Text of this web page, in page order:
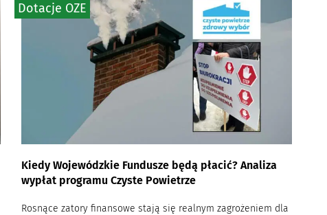
Kiedy Wojewódzkie Fundusze będą płacić? Analiza
wypłat programu Czyste Powietrze
Rosnące zatory finansowe stają się realnym zagrożeniem dla
Dotacje OZE